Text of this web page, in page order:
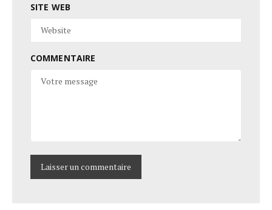
SITE WEB
COMMENTAIRE